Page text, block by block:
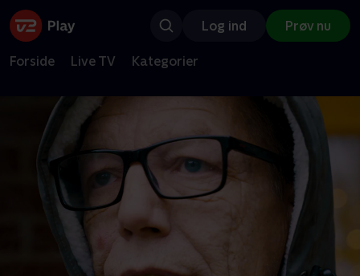
Log ind Prøv nu
Forside Live TV Kategorier